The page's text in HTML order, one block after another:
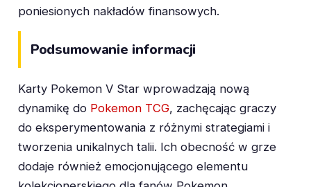
poniesionych nakładów finansowych.
Podsumowanie informacji
Karty Pokemon V Star wprowadzają nową
dynamikę do Pokemon TCG, zachęcając graczy
do eksperymentowania z różnymi strategiami i
tworzenia unikalnych talii. Ich obecność w grze
dodaje również emocjonującego elementu